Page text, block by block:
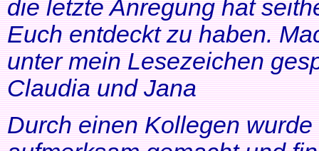
die letzte Anregung hat
Euch entdeckt zu haben.
unter mein Lesezeichen
Claudia und Jana
Durch einen Kollegen